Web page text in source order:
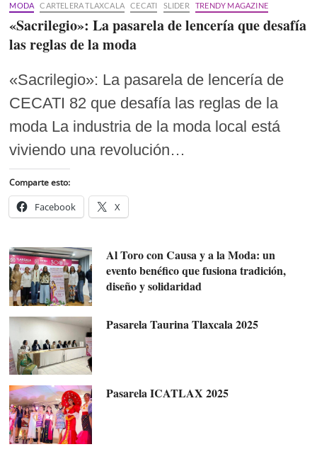
MODA CARTELERA TLAXCALA CECATI SLIDER TRENDY MAGAZINE
«Sacrilegio»: La pasarela de lencería que desafía
las reglas de la moda
«Sacrilegio»: La pasarela de lencería de
CECATI 82 que desafía las reglas de la
moda La industria de la moda local está
viviendo una revolución…
Comparte esto:
Facebook X
Al Toro con Causa y a la Moda: un
evento benéfico que fusiona tradición,
diseño y solidaridad
Pasarela Taurina Tlaxcala 2025
Pasarela ICATLAX 2025